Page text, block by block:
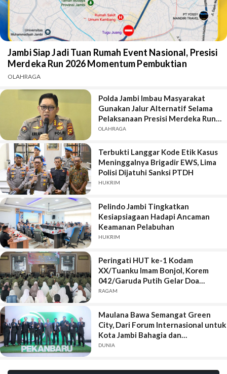
Jambi Siap Jadi Tuan Rumah Event Nasional, Presisi
Merdeka Run 2026 Momentum Pembuktian
OLAHRAGA
Polda Jambi Imbau Masyarakat
Gunakan Jalur Alternatif Selama
Pelaksanaan Presisi Merdeka Run
2026
OLAHRAGA
Terbukti Langgar Kode Etik Kasus
Meninggalnya Brigadir EWS, Lima
Polisi Dijatuhi Sanksi PTDH
HUKRIM
Pelindo Jambi Tingkatkan
Kesiapsiagaan Hadapi Ancaman
Keamanan Pelabuhan
HUKRIM
Peringati HUT ke-1 Kodam
XX/Tuanku Imam Bonjol, Korem
042/Garuda Putih Gelar Doa
Bersama
RAGAM
Maulana Bawa Semangat Green
City, Dari Forum Internasional untuk
Kota Jambi Bahagia dan
Berkelanjutan
DUNIA